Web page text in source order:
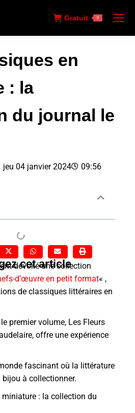
Gratuit 0
en
: la
du journal le
jeu 04 janvier 2024 09:56
cet article
dévoilé une collection
d’œuvre en petit format« ,
de classiques littéraires en
premier volume, Les Fleurs
offre une expérience
fascinant où la littérature
à collectionner.